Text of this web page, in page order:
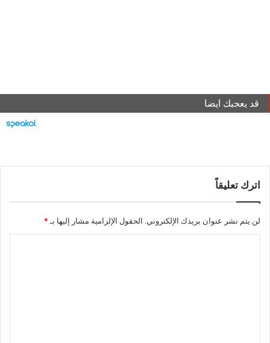
قد يعجبك ايضا
اترك تعليقاً
لن يتم نشر عنوان بريدك الإلكتروني. الحقول الإلزامية مشار إليها بـ *